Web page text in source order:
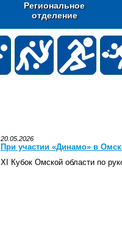
Региональное
отделение
20.05.2026
При участии «Динамо» в
XI Кубок Омской области по